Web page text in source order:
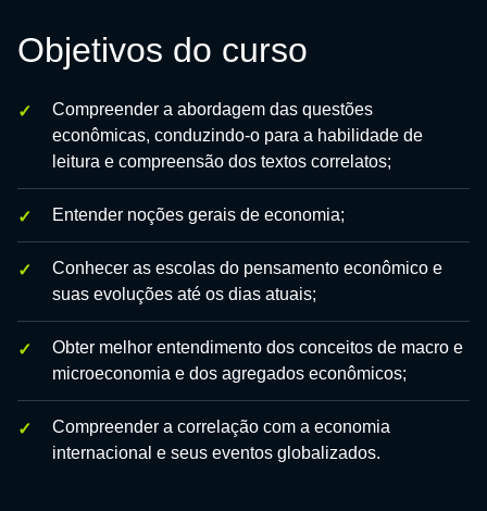
Objetivos do curso
Compreender a abordagem das questões
econômicas, conduzindo-o para a habilidade de
leitura e compreensão dos textos correlatos;
Entender noções gerais de economia;
Conhecer as escolas do pensamento econômico e
suas evoluções até os dias atuais;
Obter melhor entendimento dos conceitos de macro e
microeconomia e dos agregados econômicos;
Compreender a correlação com a economia
internacional e seus eventos globalizados.